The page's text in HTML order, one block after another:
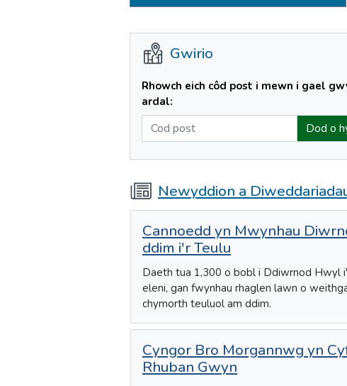
Gwirio
Rhowch eich côd post i mewn i gael
ardal:
Newyddion a
Cannoedd yn Mwynhau
ddim i'r Teulu
Daeth tua 1,300 o bobl i Ddiwrnod Hwyl
eleni, gan fwynhau rhaglen lawn o
chymorth teuluol am ddim.
Cyngor Bro Morgannwg yn
Rhuban Gwyn